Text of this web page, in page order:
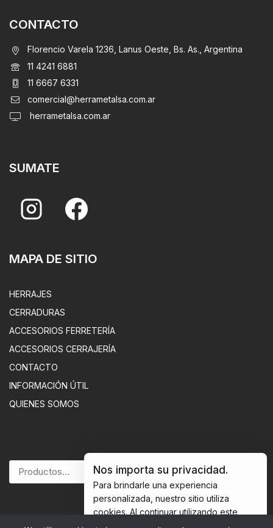
CONTACTO
Florencio Varela 1236, Lanus Oeste, Bs. As., Argentina
11 4241 6881
11 6667 6331
comercial@herrametalsa.com.ar
herrametalsa.com.ar
SUMATE
MAPA DE SITIO
HERRAJES
CERRADURAS
ACCESORIOS FERRETERÍA
ACCESORIOS CERRAJERÍA
CONTACTO
INFORMACIÓN ÚTIL
QUIENES SOMOS
BUSCAR
Nos importa su privacidad.
Para brindarle una experiencia
personalizada, nuestro sitio utiliza
cookies. Al continuar utilizando este
sitio, usted acepta nuestras
política de